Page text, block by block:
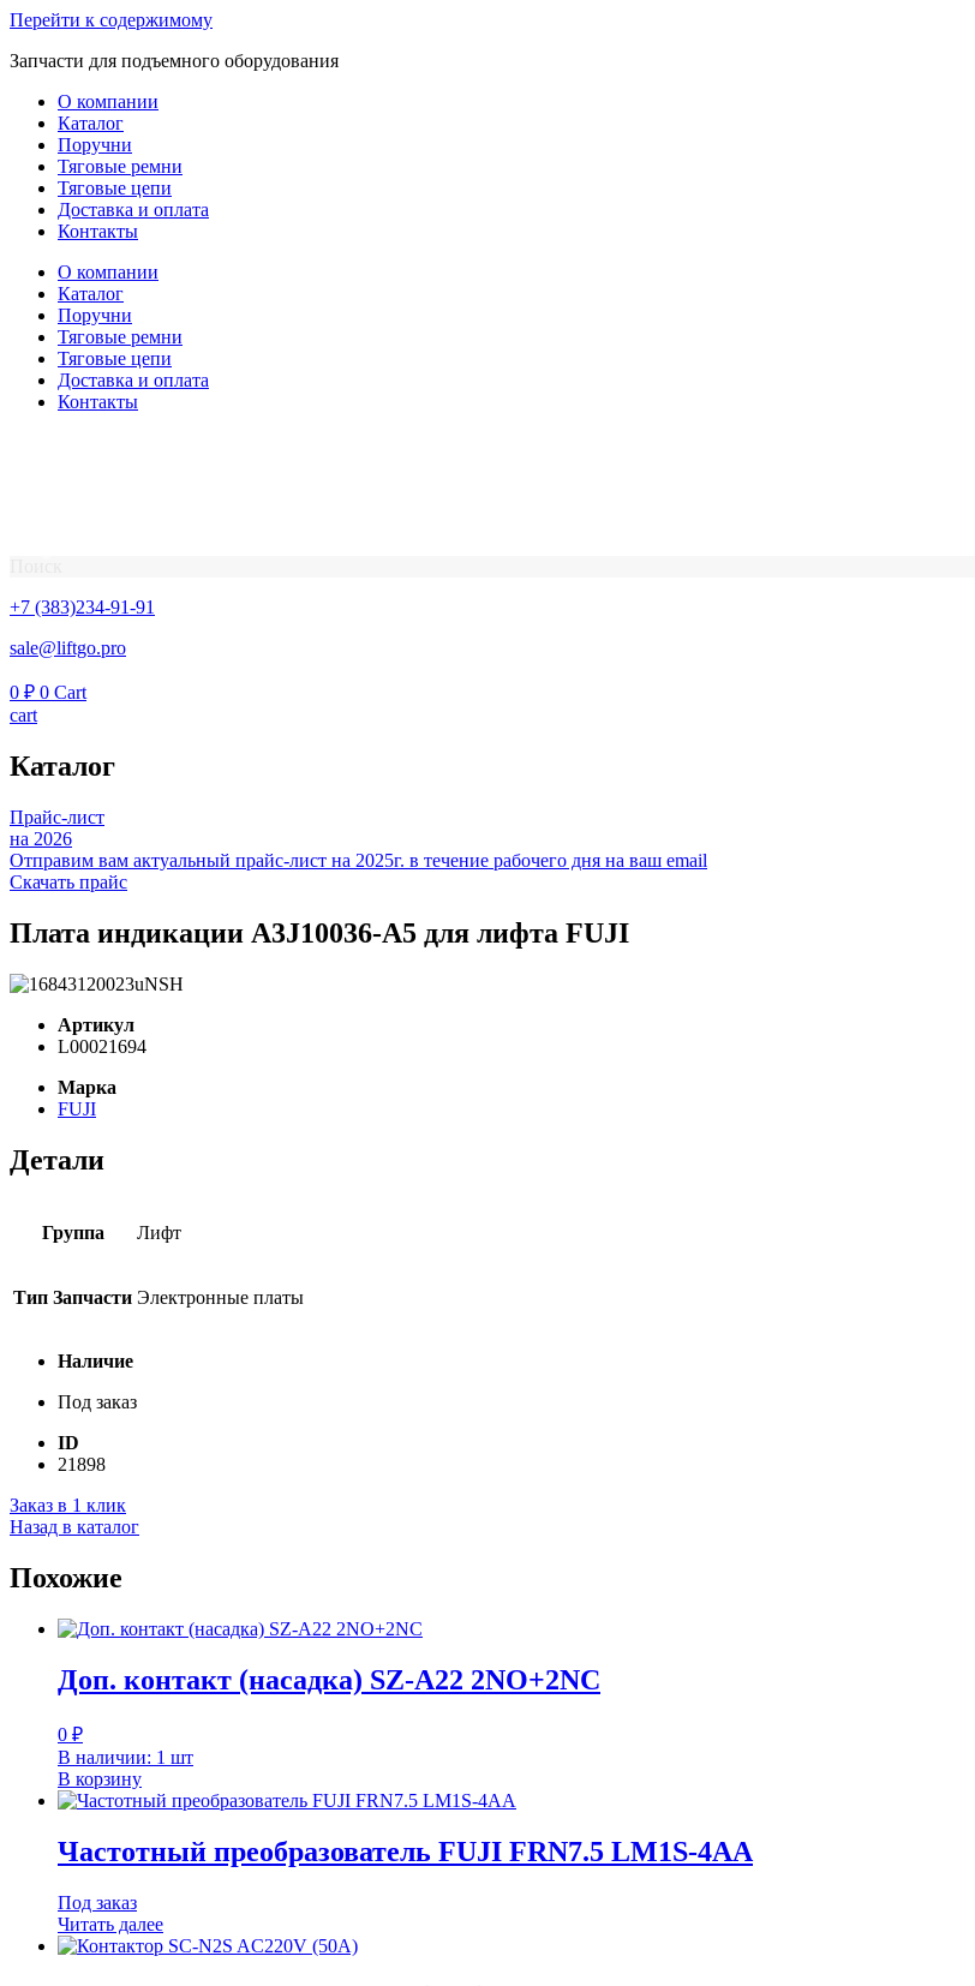
Перейти к содержимому
Запчасти для подъемного оборудования
О компании
Каталог
Поручни
Тяговые ремни
Тяговые цепи
Доставка и оплата
Контакты
О компании
Каталог
Поручни
Тяговые ремни
Тяговые цепи
Доставка и оплата
Контакты
+7 (383)234-91-91
sale@liftgo.pro
0 ₽ 0 Cart
cart
Каталог
Прайс-лист
на 2026
Отправим вам актуальный прайс-лист на 2025г. в течение рабочего дня на ваш email
Скачать прайс
Плата индикации A3J10036-А5 для лифта FUJI
Артикул
L00021694
Марка
FUJI
Детали
Группа Лифт
Тип Запчасти Электронные платы
Наличие
Под заказ
ID
21898
Заказ в 1 клик
Назад в каталог
Похожие
Доп. контакт (насадка) SZ-A22 2NO+2NC
0 ₽
В наличии: 1 шт
В корзину
Частотный преобразователь FUJI FRN7.5 LM1S-4AA
Под заказ
Читать далее